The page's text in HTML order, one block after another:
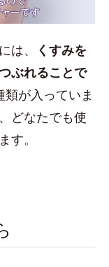
は、
くすみを
ぶれることで
類が入っていま
どなたでも使
す。